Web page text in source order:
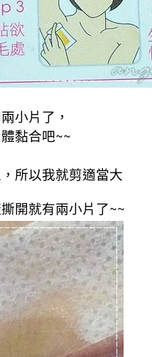
小片了，
黏合吧~~
所以我就剪適當大
開就有兩小片了~~